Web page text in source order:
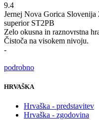
9.4
Jernej Nova Gorica Slovenija
superior ST2PB
Zelo okusna in raznovrstna
Čistoča na visokem nivoju.
-
podrobno
HRVAŠKA
Hrvaška - predstavitev
Hrvaška - zgodovina